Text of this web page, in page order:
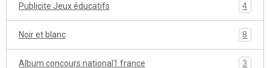
Publicite Jeux éducatifs 4
Noir et blanc 8
Album concours national1 france 3